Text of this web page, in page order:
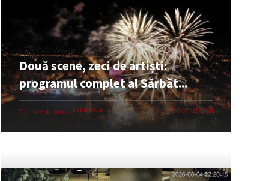
Două scene, zeci de artiști:
programul complet al Sărbăt...
06 AUG. 2026 EVENIMENTE 0 COMENTARII